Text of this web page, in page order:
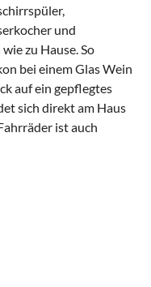
und
zu Hause. So
bei einem Glas Wein
auf ein gepflegtes
sich direkt am Haus
ist auch